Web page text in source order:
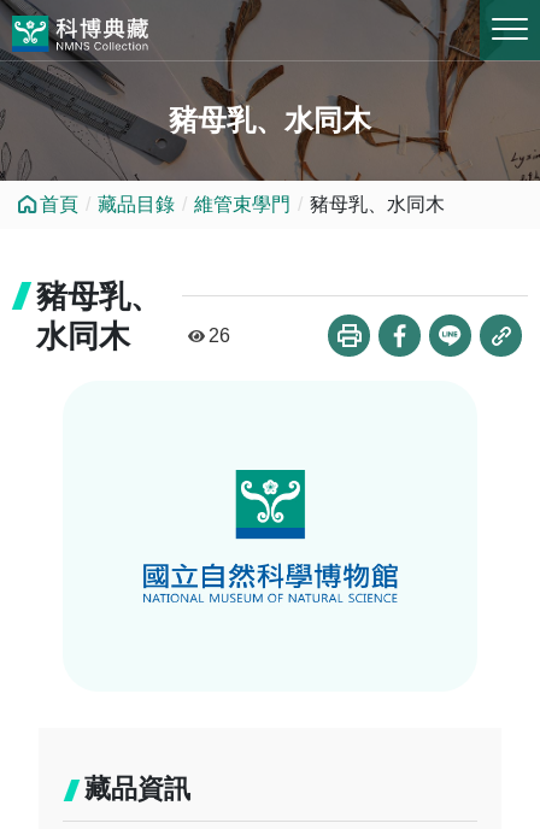
跳到中央內容區塊
豬母乳、水同木
首頁 藏品目錄 維管束學門 豬母乳、水同木
豬母乳、
水同木
26
藏品資訊